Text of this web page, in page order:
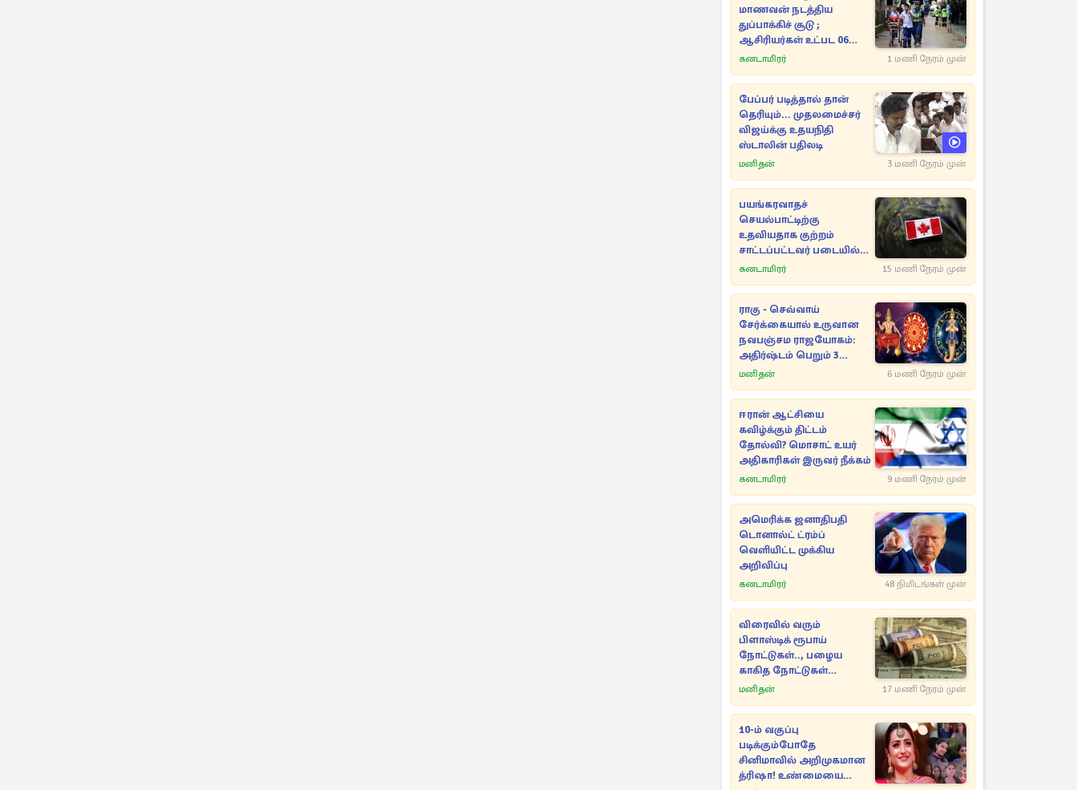
மாணவன் நடத்திய
துப்பாக்கிச் சூடு ;
ஆசிரியர்கள் உட்பட 06
பேர் உயிரிழப்பு
கனடாமிரர் 1 மணி நேரம் முன்
பேப்பர் படித்தால் தான்
தெரியும்... முதலமைச்சர்
விஜய்க்கு உதயநிதி
ஸ்டாலின் பதிலடி
மனிதன் 3 மணி நேரம் முன்
பயங்கரவாதச்
செயல்பாட்டிற்கு
உதவியதாக குற்றம்
சாட்டப்பட்டவர் படையில்
இருந்து நீக்கம்!
கனடாமிரர் 15 மணி நேரம் முன்
ராகு - செவ்வாய்
சேர்க்கையால் உருவான
நவபஞ்சம ராஜயோகம்:
அதிர்ஷ்டம் பெறும் 3
ராசிகள்!
மனிதன் 6 மணி நேரம் முன்
ஈரான் ஆட்சியை
கவிழ்க்கும் திட்டம்
தோல்வி? மொசாட் உயர்
அதிகாரிகள் இருவர் நீக்கம்
கனடாமிரர் 9 மணி நேரம் முன்
அமெரிக்க ஜனாதிபதி
டொனால்ட் ட்ரம்ப்
வெளியிட்ட முக்கிய
அறிவிப்பு
கனடாமிரர் 48 நிமிடங்கள் முன்
விரைவில் வரும்
பிளாஸ்டிக் ரூபாய்
நோட்டுகள்.., பழைய
காகித நோட்டுகள்
செல்லுமா?
மனிதன் 17 மணி நேரம் முன்
10-ம் வகுப்பு
படிக்கும்போதே
சினிமாவில் அறிமுகமான
த்ரிஷா! உண்மையை